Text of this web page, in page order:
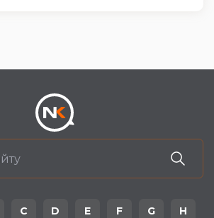
C D E F G H